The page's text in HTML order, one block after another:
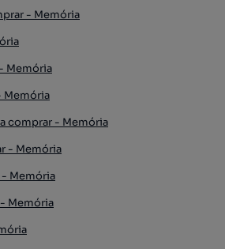
- Memória
Memória
Memória
comprar - Memória
- Memória
- Memória
Memória